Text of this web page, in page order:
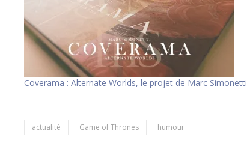
Coverama : Alternate Worlds, le projet de Marc Simonetti
actualité Game of Thrones humour